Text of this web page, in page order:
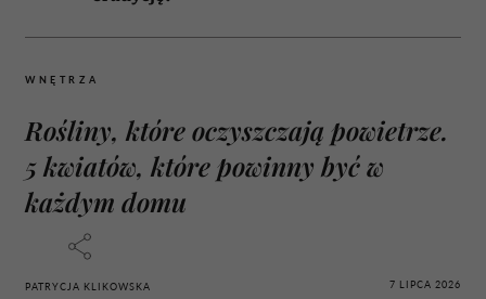
WNĘTRZA
Rośliny, które oczyszczają powietrze.
5 kwiatów, które powinny być w
każdym domu
PATRYCJA KLIKOWSKA 7 LIPCA 2026